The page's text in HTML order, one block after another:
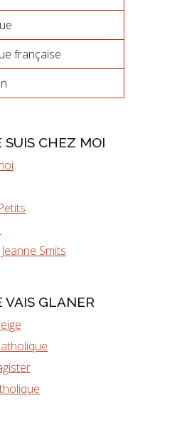
française
SUIS CHEZ MOI
Smits
VAIS GLANER